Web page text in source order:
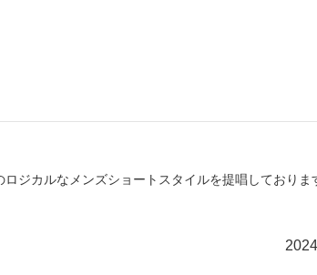
ジカルなメンズショートスタイルを提唱しておりま